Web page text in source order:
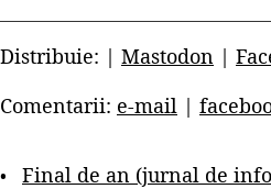
Distribuie: | Mastodon |
Comentarii: e-mail |
Final de an (jurnal de